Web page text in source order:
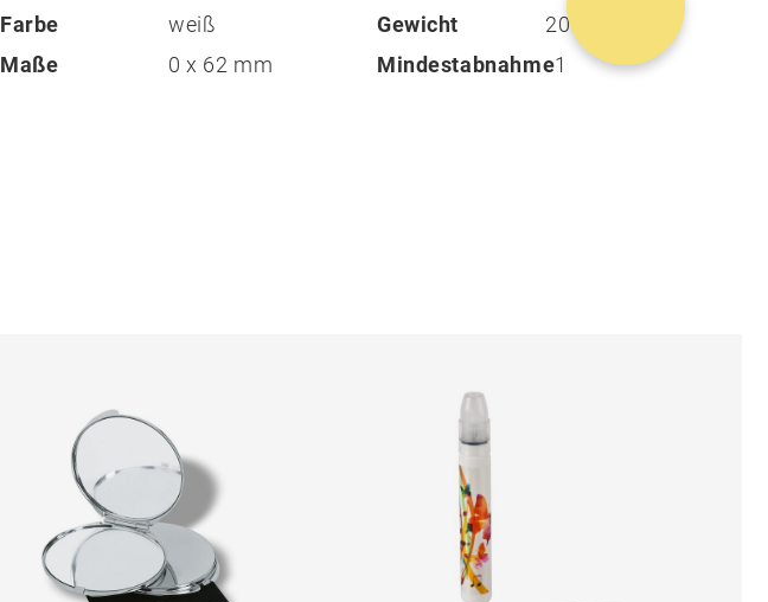
Farbe
weiß
Maße
0 x 62 mm
Gewicht
20 g
Mindestabnahme1